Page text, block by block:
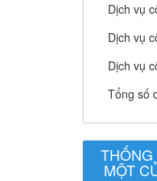
Dịch vụ
Dịch vụ
Dịch vụ
Tổng số
MỘT